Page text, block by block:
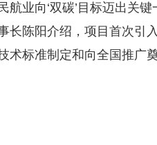
航业向‘双碳’目标迈出关
长陈阳介绍，项目首次引
术标准制定和向全国推广奠